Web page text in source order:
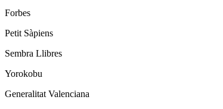
Forbes
Petit Sàpiens
Sembra Llibres
Yorokobu
Generalitat Valenciana